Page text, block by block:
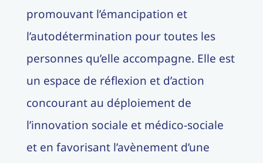
promouvant l’émancipation et
l’autodétermination pour toutes les
personnes qu’elle accompagne. Elle est
un espace de réflexion et d’action
concourant au déploiement de
l’innovation sociale et médico-sociale
et en favorisant l’avènement d’une